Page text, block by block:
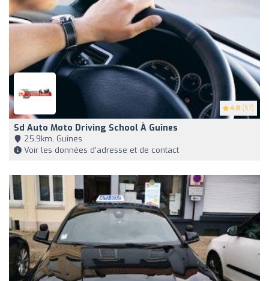
4.8 (57)
Sd Auto Moto Driving School À Guînes
25,9km, Guînes
Voir les données d'adresse et de contact